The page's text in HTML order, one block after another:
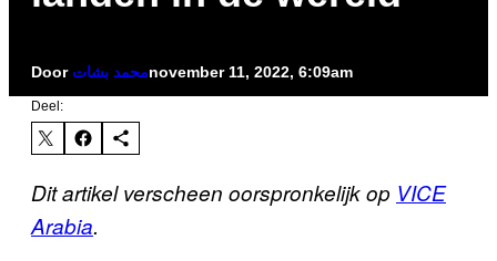
Door محمد بشاتnovember 11, 2022, 6:09am
Deel:
Dit artikel verscheen oorspronkelijk op VICE
Arabia.